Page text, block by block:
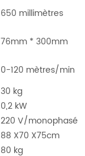
650 millimètres
76mm * 300mm
0-120 mètres/min
30 kg
0,2 kW
220 V/monophasé
88 X70 X75cm
80 kg